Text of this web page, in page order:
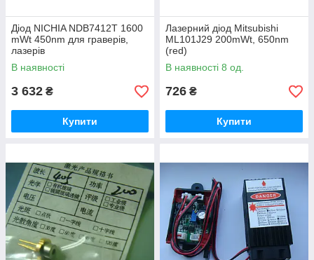
Діод NICHIA NDB7412T 1600
mWt 450nm для граверів,
лазерів
В наявності
3 632 ₴
Купити
Лазерний діод Mitsubishi
ML101J29 200mWt, 650nm
(red)
В наявності 8 од.
726 ₴
Купити